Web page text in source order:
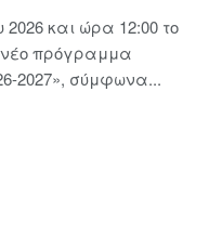
και ώρα 12:00 το
νέο πρόγραμμα
2027», σύμφωνα...